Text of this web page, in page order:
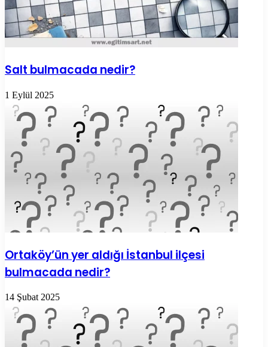
Salt bulmacada nedir?
1 Eylül 2025
Ortaköy’ün yer aldığı İstanbul ilçesi
bulmacada nedir?
14 Şubat 2025